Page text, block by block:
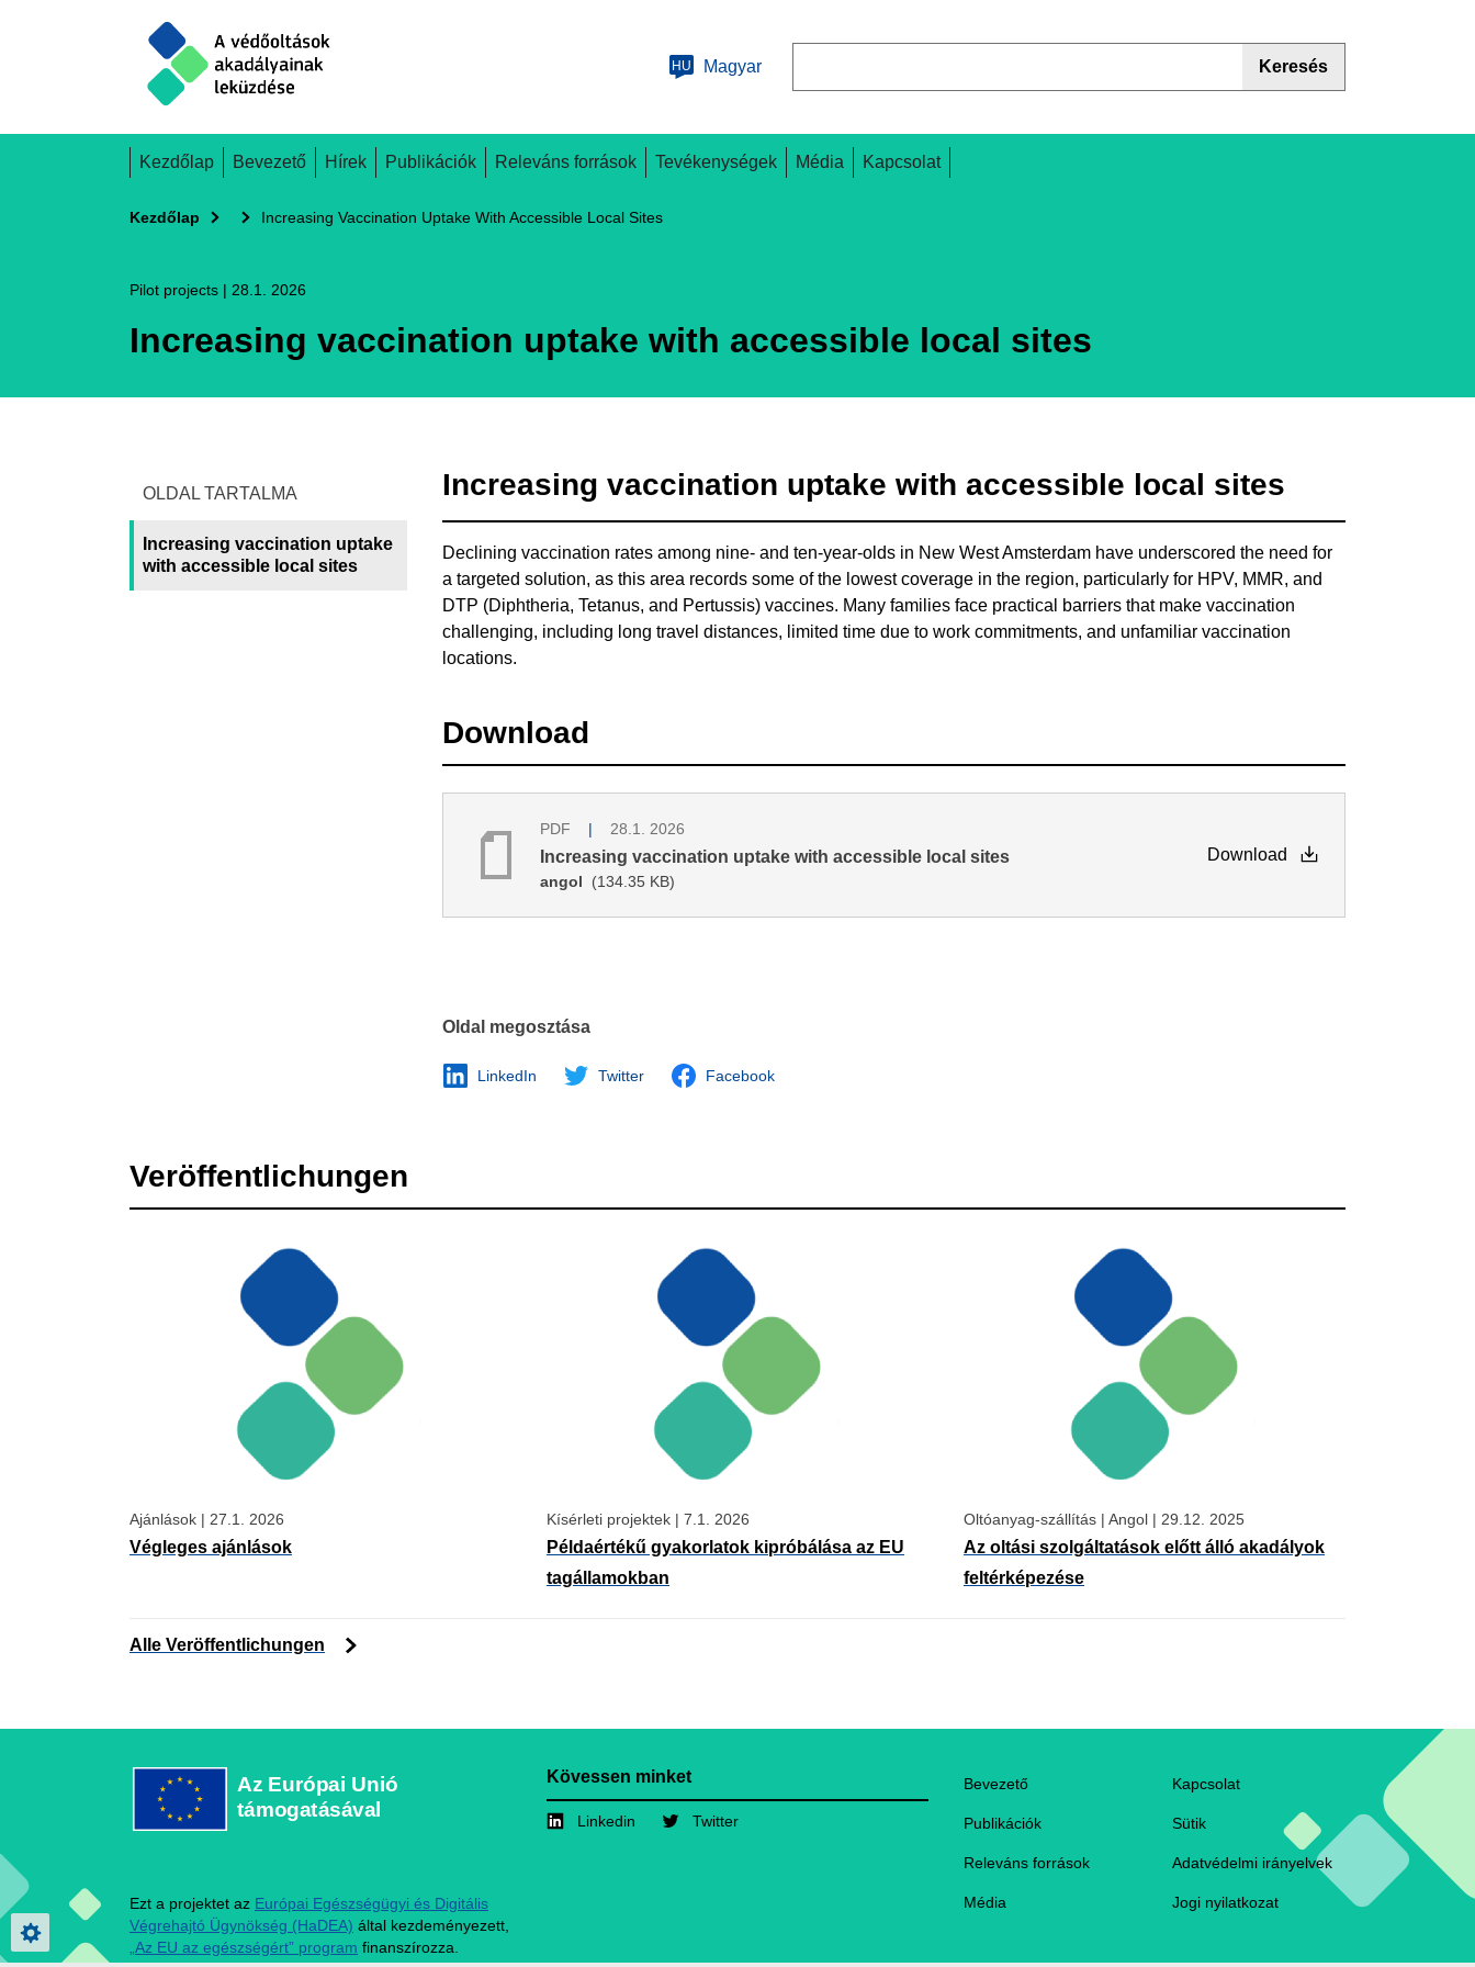
HU Magyar Keresés
Main
navigation
Kezdőlap Bevezető Hírek Publikációk Releváns források Tevékenységek Média Kapcsolat
Kezdőlap Increasing Vaccination Uptake With Accessible Local Sites
Pilot projects | 28.1. 2026
Increasing vaccination uptake with accessible local sites
OLDAL TARTALMA
Increasing vaccination uptake
with accessible local sites
Increasing vaccination uptake with accessible local sites
Declining vaccination rates among nine- and ten-year-olds in New West Amsterdam have underscored the need for
a targeted solution, as this area records some of the lowest coverage in the region, particularly for HPV, MMR, and
DTP (Diphtheria, Tetanus, and Pertussis) vaccines. Many families face practical barriers that make vaccination
challenging, including long travel distances, limited time due to work commitments, and unfamiliar vaccination
locations.
Download
PDF 28.1. 2026
Increasing vaccination uptake with accessible local sites
angol (134.35 KB)
Download
Oldal megosztása
LinkedIn Twitter Facebook
Veröffentlichungen
Ajánlások | 27.1. 2026
Végleges ajánlások
Kísérleti projektek | 7.1. 2026
Példaértékű gyakorlatok kipróbálása az EU
tagállamokban
Oltóanyag-szállítás | Angol | 29.12. 2025
Az oltási szolgáltatások előtt álló akadályok
feltérképezése
Alle Veröffentlichungen
támogatásával
Ezt a projektet az Európai Egészségügyi és Digitális
Végrehajtó Ügynökség (HaDEA) által kezdeményezett,
„Az EU az egészségért” program finanszírozza.
Kövessen minket
Linkedin Twitter
Footer
Bevezető
Publikációk
Releváns források
Média
Kapcsolat
Sütik
Adatvédelmi irányelvek
Jogi nyilatkozat
Privacy settings